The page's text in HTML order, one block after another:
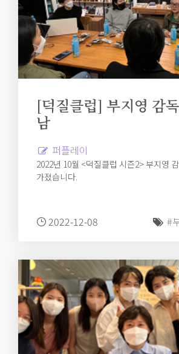
[덕질클럽] 부지영 감
남
퍼플레이
2022년 10월 <덕질클럽 시즌2> 부지영
가졌습니다.
2022-12-08 #